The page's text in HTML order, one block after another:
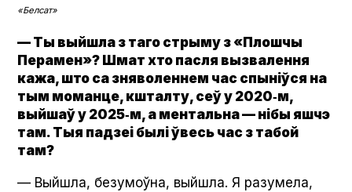
«Белсат»
— Ты выйшла з таго стрыму з «Плошчы
Перамен»? Шмат хто пасля вызвалення
кажа, што са зняволеннем час спыніўся на
тым моманце, кшталту, сеў у 2020‑м,
выйшаў у 2025‑м, а ментальна — нібы яшчэ
там. Тыя падзеі былі ўвесь час з табой
там?
— Выйшла, безумоўна, выйшла. Я разумела,